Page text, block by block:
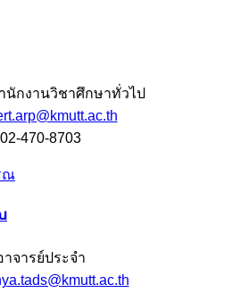
นักงานวิชาศึกษาทั่วไป
02-470-8703
าจารย์ประจำ